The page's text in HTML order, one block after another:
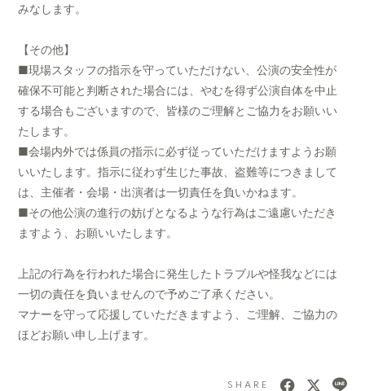
みなします。
【その他】
■現場スタッフの指示を守っていただけない、公演の安全性が
確保不可能と判断された場合には、やむを得ず公演自体を中止
する場合もございますので、皆様のご理解とご協力をお願いい
たします。
■会場内外では係員の指示に必ず従っていただけますようお願
いいたします。指示に従わず生じた事故、盗難等につきまして
は、主催者・会場・出演者は一切責任を負いかねます。
■その他公演の進行の妨げとなるような行為はご遠慮いただき
ますよう、お願いいたします。
上記の行為を行われた場合に発生したトラブルや怪我などには
一切の責任を負いませんので予めご了承ください。
マナーを守って応援していただきますよう、ご理解、ご協力の
ほどお願い申し上げます。
SHARE